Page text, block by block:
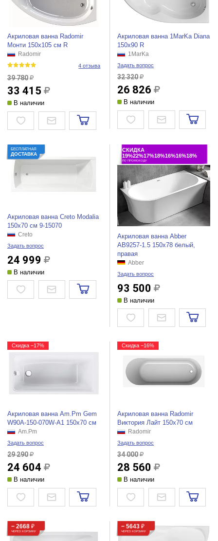
Акриловая ванна Radomir
Монти 150х105 см R
Radomir
4 отзыва
39 780
33 415
В наличии
Акриловая ванна 1MarKa Diana
150x90 R
1MarKa
Задать вопрос
32 320
26 826
В наличии
БЕСПЛАТНАЯ
ДОСТАВКА
Акриловая ванна Creto Modalia
150x70 см 9-15070
Creto
Задать вопрос
24 999
В наличии
СКИДКА
19%22%17%18%16%16%18%
ПО ПРОМОКОДУ
Акриловая ванна Abber
AB9257-1.5 150x78 белый,
правая
Abber
Задать вопрос
93 500
В наличии
Скидка −17%
Акриловая ванна Am.Pm Gem
W90A-150-070W-A1 150x70 см
Am.Pm
Задать вопрос
29 290
24 604
В наличии
Скидка −16%
Акриловая ванна Radomir
Виктория Лайт 150x70 см
Radomir
Задать вопрос
34 000
28 560
В наличии
− 2668 ₽
ЧЕРЕЗ КОРЗИНУ
− 5643 ₽
ЧЕРЕЗ КОРЗИНУ